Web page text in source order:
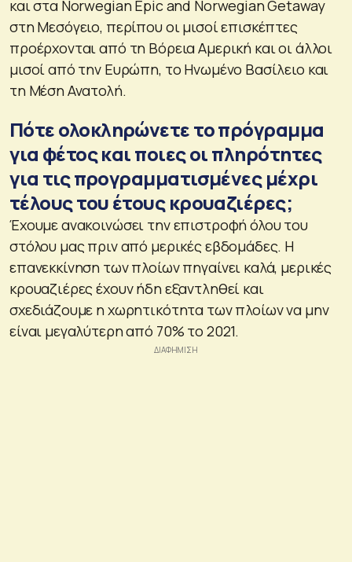
και στα Norwegian Epic and Norwegian Getaway
στη Μεσόγειο, περίπου οι μισοί επισκέπτες
προέρχονται από τη Βόρεια Αμερική και οι άλλοι
μισοί από την Ευρώπη, το Ηνωμένο Βασίλειο και
τη Μέση Ανατολή.
Πότε ολοκληρώνετε το πρόγραμμα
για φέτος και ποιες οι πληρότητες
για τις προγραμματισμένες μέχρι
τέλους του έτους κρουαζιέρες;
Έχουμε ανακοινώσει την επιστροφή όλου του
στόλου μας πριν από μερικές εβδομάδες. Η
επανεκκίνηση των πλοίων πηγαίνει καλά, μερικές
κρουαζιέρες έχουν ήδη εξαντληθεί και
σχεδιάζουμε η χωρητικότητα των πλοίων να μην
είναι μεγαλύτερη από 70% το 2021.